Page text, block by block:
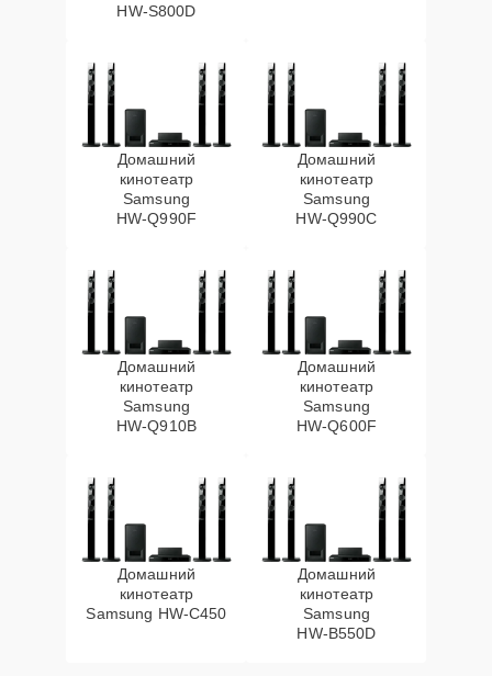
HW‑S800D
Домашний
кинотеатр
Samsung
HW‑Q990F
Домашний
кинотеатр
Samsung
HW‑Q990C
Домашний
кинотеатр
Samsung
HW‑Q910B
Домашний
кинотеатр
Samsung
HW‑Q600F
Домашний
кинотеатр
Samsung HW‑C450
Домашний
кинотеатр
Samsung
HW‑B550D